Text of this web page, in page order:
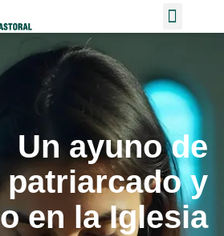
Un ayuno de
patriarcado y
en la Iglesia